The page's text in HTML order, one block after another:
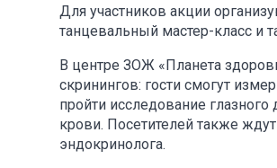
Для участников акции
танцевальный мастер-класс и
В центре ЗОЖ «Планета
скринингов: гости смогут
пройти исследование
крови. Посетителей также
эндокринолога.